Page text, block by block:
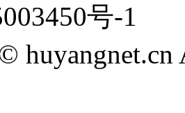
号-1